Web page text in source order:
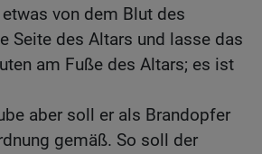
von dem Blut des
Seite des Altars und lasse das
am Fuße des Altars; es ist
aber soll er als Brandopfer
gemäß. So soll der